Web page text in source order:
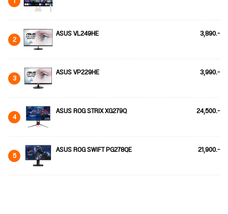
2 ASUS VL249HE 3,890.-
3 ASUS VP229HE 3,990.-
4 ASUS ROG STRIX XG279Q 24,500.-
5 ASUS ROG SWIFT PG278QE 21,900.-